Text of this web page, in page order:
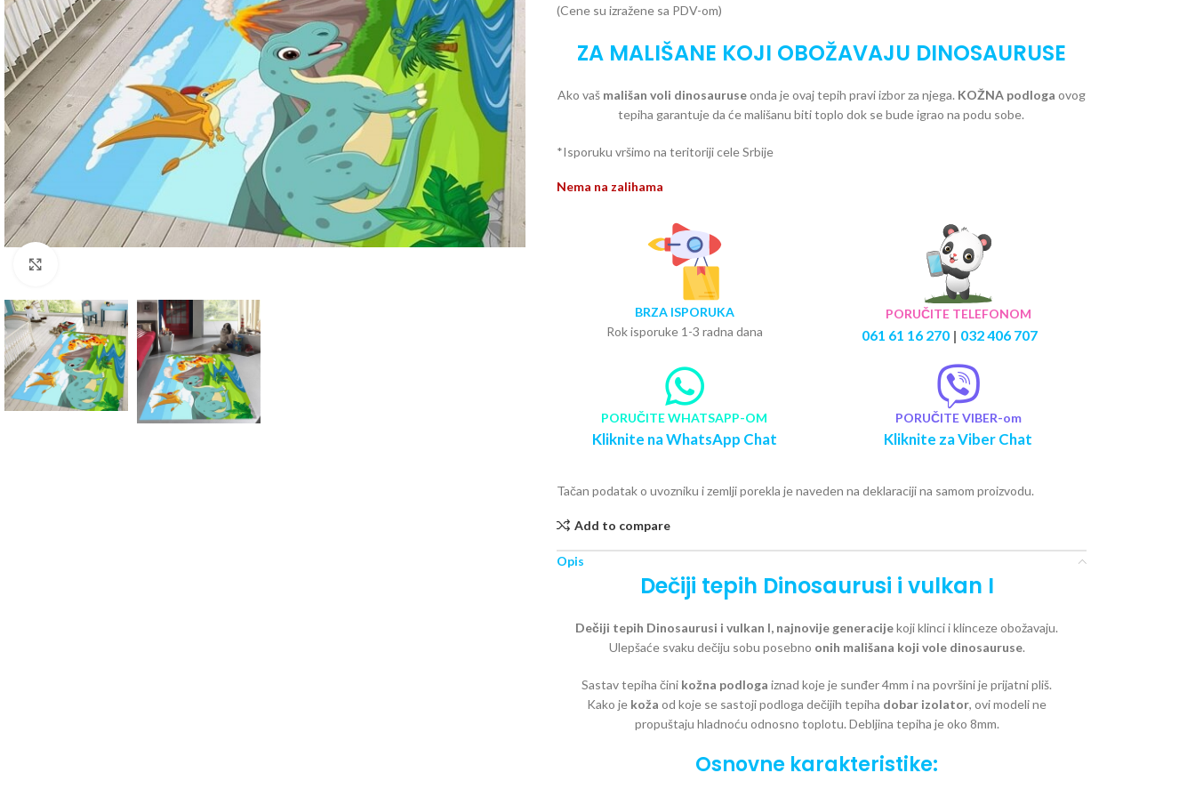
(Cene su izražene sa PDV-om)
ZA MALIŠANE KOJI OBOŽAVAJU DINOSAURUSE
Ako vaš mališan voli dinosauruseonda je ovaj tepih pravi izbor za njega. KOŽNA podloga ovog
tepiha garantuje da će mališanu biti toplo dok se bude igrao na podu sobe.
*Isporuku vršimo na teritoriji cele Srbije
Nema na zalihama
BRZA ISPORUKA
Rok isporuke 1-3 radna dana
PORUČITE TELEFONOM
061 61 16 270| 032 406 707
PORUČITE WHATSAPP-OM
Kliknite na WhatsApp Chat
PORUČITE VIBER-om
Kliknite za Viber Chat
Tačan podatak o uvozniku i zemlji porekla je naveden na deklaraciji na samom proizvodu.
Add to compare
Opis
Dečiji tepih Dinosaurusi i vulkan I
Dečiji tepih Dinosaurusi i vulkan I, najnovije generacijekoji klinci i klinceze obožavaju.
Ulepšaće svaku dečiju sobu posebno onih mališana koji vole dinosauruse.
Sastav tepiha čini kožna podloga iznad koje je sunđer 4mm i na površini je prijatni pliš.
Kako je koža od koje se sastoji podloga dečijih tepiha dobar izolator, ovi modeli ne
propuštaju hladnoću odnosno toplotu. Debljina tepiha je oko 8mm.
Osnovne karakteristike: